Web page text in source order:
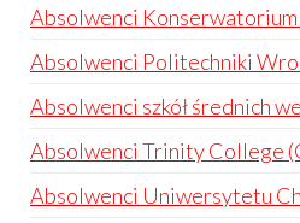
Absolwenci
Absolwenci Politechniki
Absolwenci szkół średnich
Absolwenci Trinity College
Absolwenci Uniwersytetu